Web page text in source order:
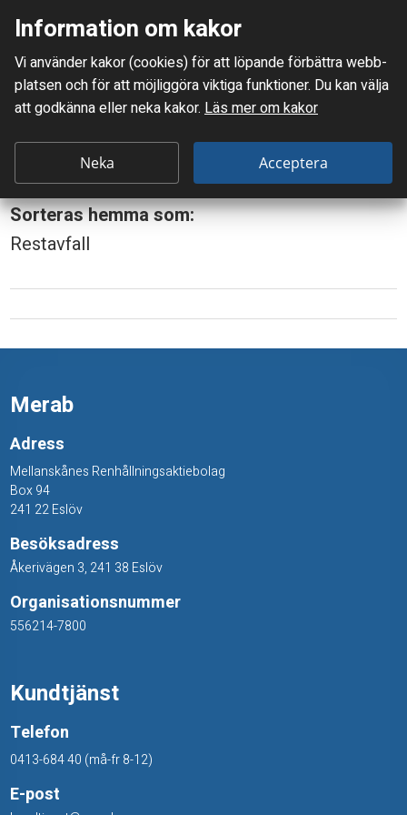
Mellanskånes Renhållnings AB
Du är här: Bomull
B
m
u
Bomull
Sorteras hemma som:
Restavfall
Merab
Adress
Mellanskånes Renhållningsaktiebolag
Box 94
241 22 Eslöv
Besöksadress
Åkerivägen 3, 241 38 Eslöv
Organisationsnummer
556214-7800
Kundtjänst
Telefon
0413-684 40 (må-fr 8-12)
E-post
Information om kakor
Vi använder kakor (cookies) för att löpande förbättra webb­
platsen och för att möjlig­göra viktiga funktioner. Du kan välja
att godkänna eller neka kakor. Läs mer om kakor
Neka Acceptera